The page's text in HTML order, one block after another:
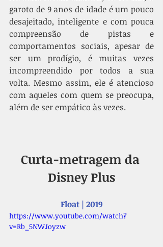
garoto de 9 anos de idade é um pouco
desajeitado, inteligente e com pouca
compreensão de pistas e
comportamentos sociais, apesar de
ser um prodígio, é muitas vezes
incompreendido por todos a sua
volta. Mesmo assim, ele é atencioso
com aqueles com quem se preocupa,
além de ser empático às vezes.
Curta-metragem da
Disney Plus
Float | 2019
https://www.youtube.com/watch?
v=Rb_5NWJoyzw